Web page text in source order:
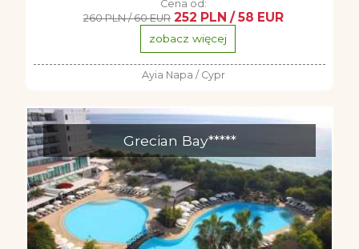
Cena od:
260 PLN / 60 EUR 252 PLN / 58 EUR
zobacz więcej
Ayia Napa / Cypr
Grecian Bay*****